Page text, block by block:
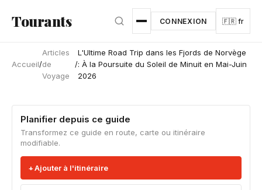
Tourants CONNEXION 🇫🇷 fr
Accueil/
Articles
de
Voyage
/
L'Ultime Road Trip dans les Fjords de Norvège
: À la Poursuite du Soleil de Minuit en Mai-Juin
2026
Planifier depuis ce guide
Transformez ce guide en route, carte ou itinéraire
modifiable.
Ajouter à l'itinéraire